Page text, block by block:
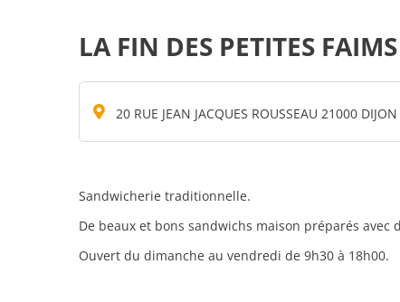
LA FIN DES PETITES FAIMS
20 RUE JEAN JACQUES ROUSSEAU 21000 DIJON
Sandwicherie traditionnelle.
De beaux et bons sandwichs maison préparés
Ouvert du dimanche au vendredi de 9h30 à 18h00.